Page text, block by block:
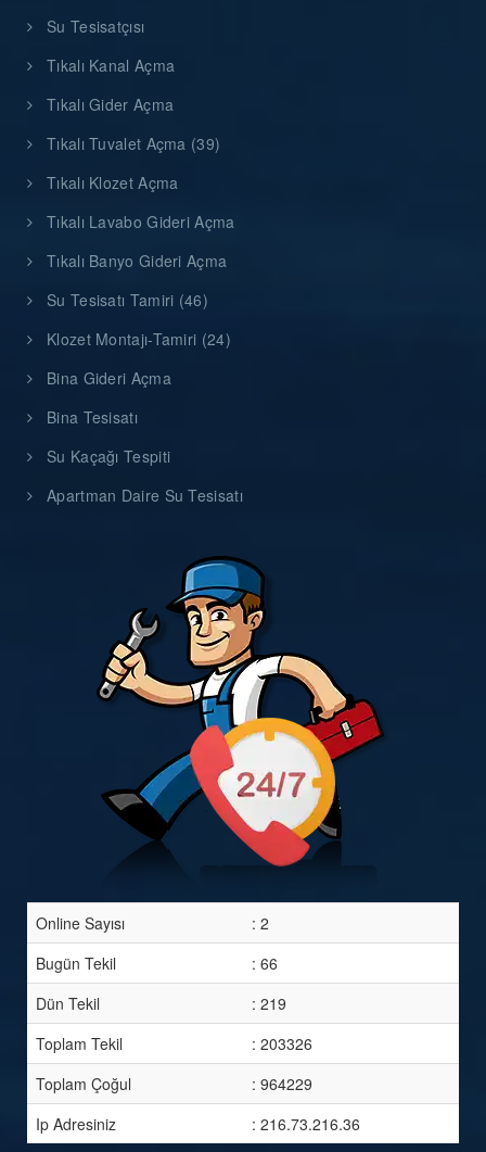
Su Tesisatçısı
Tıkalı Kanal Açma
Tıkalı Gider Açma
Tıkalı Tuvalet Açma (39)
Tıkalı Klozet Açma
Tıkalı Lavabo Gideri Açma
Tıkalı Banyo Gideri Açma
Su Tesisatı Tamiri (46)
Klozet Montajı-Tamiri (24)
Bina Gideri Açma
Bina Tesisatı
Su Kaçağı Tespiti
Apartman Daire Su Tesisatı
Online Sayısı
: 2
Bugün Tekil
: 66
Dün Tekil
: 219
Toplam Tekil
: 203326
Toplam Çoğul
: 964229
Ip Adresiniz
: 216.73.216.36